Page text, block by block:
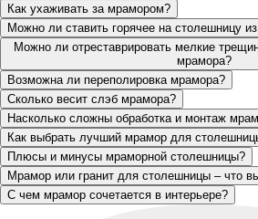
Как ухаживать за мрамором?
Можно ли ставить горячее на столешницу
Можно ли отреставрировать мелкие
мрамора?
Возможна ли переполировка мрамора?
Сколько весит слэб мрамора?
Насколько сложны обработка и монтаж
Как выбрать лучший мрамор для
Плюсы и минусы мраморной столешницы?
Мрамор или гранит для столешницы – что
С чем мрамор сочетается в интерьере?